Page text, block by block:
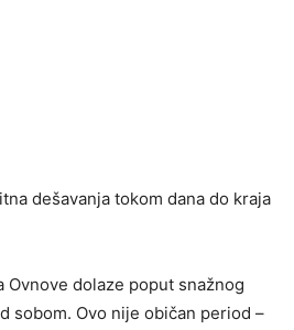
dešavanja tokom dana do kraja
Ovnove dolaze poput snažnog
sobom. Ovo nije običan period –